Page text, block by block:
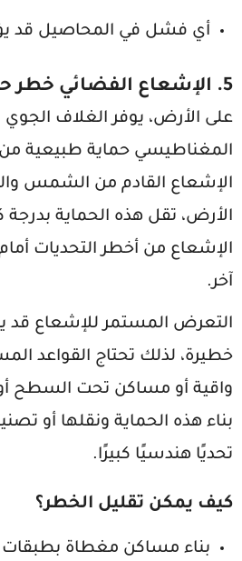
أي فشل في المحاصيل قد
5. الإشعاع الفضائي خطر حقيقي
على الأرض، يوفر الغلاف الجوي
المغناطيسي حماية طبيعية من
الإشعاع القادم من الشمس
الأرض، تقل هذه الحماية بدرجة
الإشعاع من أخطر التحديات
آخر.
التعرض المستمر للإشعاع قد
خطيرة، لذلك تحتاج القواعد
واقية أو مساكن تحت السطح أو
بناء هذه الحماية ونقلها أو
تحديًا هندسيًا كبيرًا.
كيف يمكن تقليل الخطر؟
بناء مساكن مغطاة بطبقات